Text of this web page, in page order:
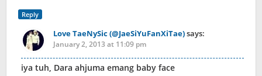
Reply
Love TaeNySic (@JaeSiYuFanXiTae)says:
January 2, 2013 at 11:09 pm
iya tuh, Dara ahjuma emang baby face